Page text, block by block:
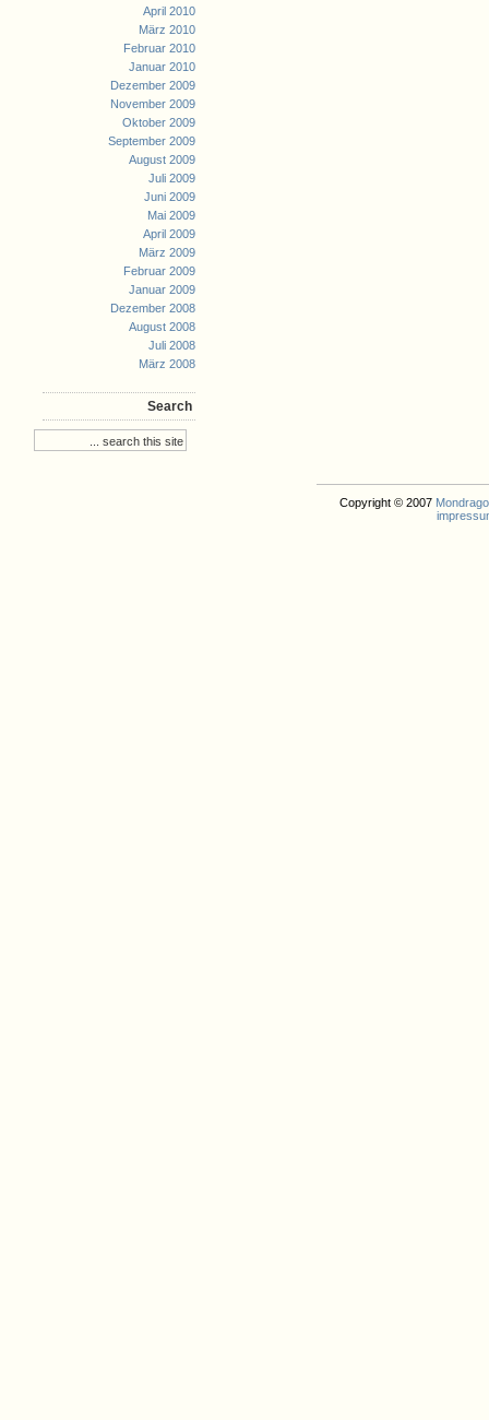
April 2010
März 2010
Februar 2010
Januar 2010
Dezember 2009
November 2009
Oktober 2009
September 2009
August 2009
Juli 2009
Juni 2009
Mai 2009
April 2009
März 2009
Februar 2009
Januar 2009
Dezember 2008
August 2008
Juli 2008
März 2008
Search
Copyright © 2007